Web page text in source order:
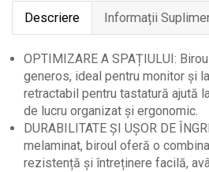
Spațiu
de
Depozitare
Descriere Informații
OPTIMIZARE A SPAȚIULUI:
generos, ideal pentru monitor și
retractabil pentru tastatură ajută
de lucru organizat și ergonomic.
DURABILITATE ȘI UȘOR DE
melaminat, biroul oferă o
rezistență și întreținere facilă,